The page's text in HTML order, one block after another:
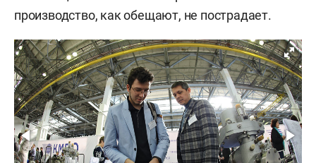
производство, как обещают, не пострадает.